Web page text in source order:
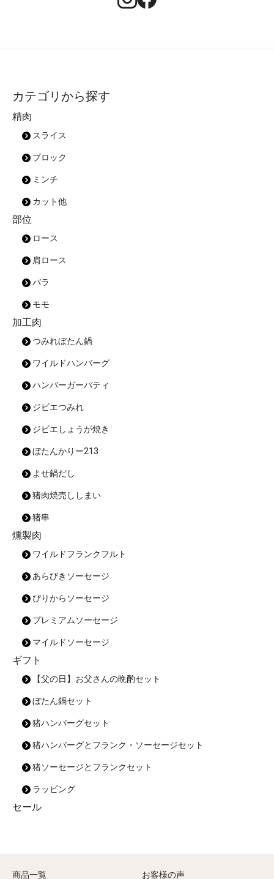
カテゴリから探す
精肉
スライス
ブロック
ミンチ
カット他
部位
ロース
肩ロース
バラ
モモ
加工肉
つみれぼたん鍋
ワイルドハンバーグ
ハンバーガーパティ
ジビエつみれ
ジビエしょうが焼き
ぼたんかりー213
よせ鍋だし
猪肉焼売ししまい
猪串
燻製肉
ワイルドフランクフルト
あらびきソーセージ
ぴりからソーセージ
プレミアムソーセージ
マイルドソーセージ
ギフト
【父の日】お父さんの晩酌セット
ぼたん鍋セット
猪ハンバーグセット
猪ハンバーグとフランク・ソーセージセット
猪ソーセージとフランクセット
ラッピング
セール
商品一覧 お客様の声